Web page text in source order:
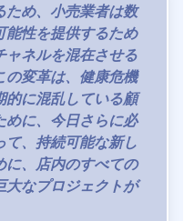
め、小売業者は数
能性を提供するため
ャネルを混在させる
変革は、健康危機
的に混乱している顧
めに、今日さらに必
、持続可能な新し
に、店内のすべての
大なプロジェクトが